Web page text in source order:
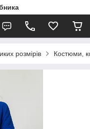
розмірів Костюми,